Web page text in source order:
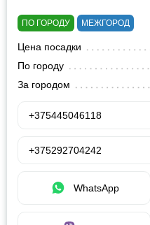
ПО ГОРОДУ МЕЖГОРОД
Цена посадки
По городу
За городом
+375445046118
+375292704242
WhatsApp